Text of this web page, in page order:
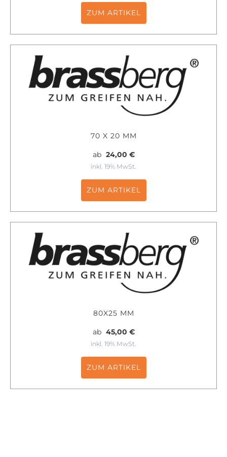
ZUM ARTIKEL
70 X 20 MM
ab 24,00 €
inkl. 19% MwSt.
ZUM ARTIKEL
80X25 MM
ab 45,00 €
inkl. 19% MwSt.
ZUM ARTIKEL